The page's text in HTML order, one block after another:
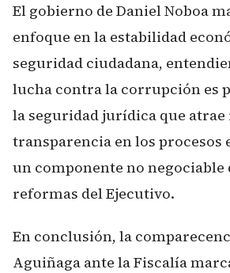
El gobierno de Daniel Noboa
enfoque en la estabilidad
seguridad ciudadana,
lucha contra la corrupción es
la seguridad jurídica que atrae
transparencia en los procesos
un componente no negociable
reformas del Ejecutivo.
En conclusión, la
Aguiñaga ante la Fiscalía